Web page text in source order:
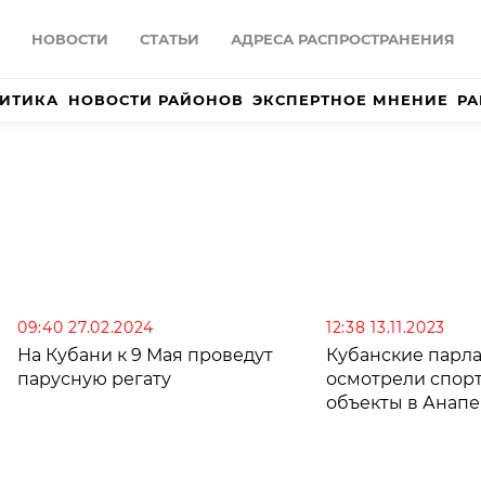
НОВОСТИ СТАТЬИ АДРЕСА РАСПРОСТРАНЕНИЯ
НОВОСТИ РАЙОНОВ ЭКСПЕРТНОЕ МНЕНИЕ
09:40 27.02.2024
На Кубани к 9 Мая проведут
парусную регату
12:38 13.11.2023
Кубанские
осмотрели
объекты в Анапе